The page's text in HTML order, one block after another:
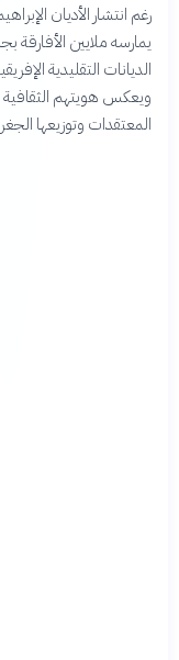
انتشار الأديان الإبراهيمية
ملايين الأفارقة بجانب
التقليدية الإفريقية
هويتهم الثقافية
وتوزيعها الجغرافي